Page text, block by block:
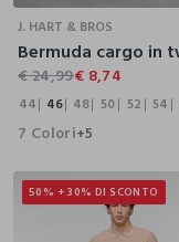
J. HART & BROS
€ 24,99€ 8,74
44 46 48 50 52 54
7 Colori+5
50% + 30% DI SCONTO